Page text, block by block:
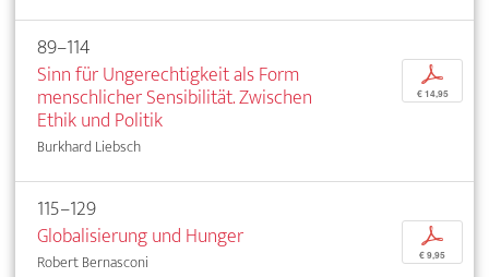
89–114
Sinn für Ungerechtigkeit als Form
menschlicher Sensibilität. Zwischen
Ethik und Politik
Burkhard Liebsch
p
€ 14,95
115–129
Globalisierung und Hunger
Robert Bernasconi
p
€ 9,95